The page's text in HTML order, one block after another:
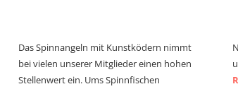
Das Spinnangeln mit Kunstködern nimmt
bei vielen unserer Mitglieder einen hohen
Stellenwert ein. Ums Spinnfischen